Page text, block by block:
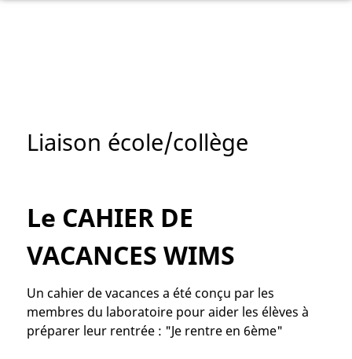
Liaison école/collège
Le CAHIER DE
VACANCES WIMS
Un cahier de vacances a été conçu par les
membres du laboratoire pour aider les élèves à
préparer leur rentrée : "Je rentre en 6ème"